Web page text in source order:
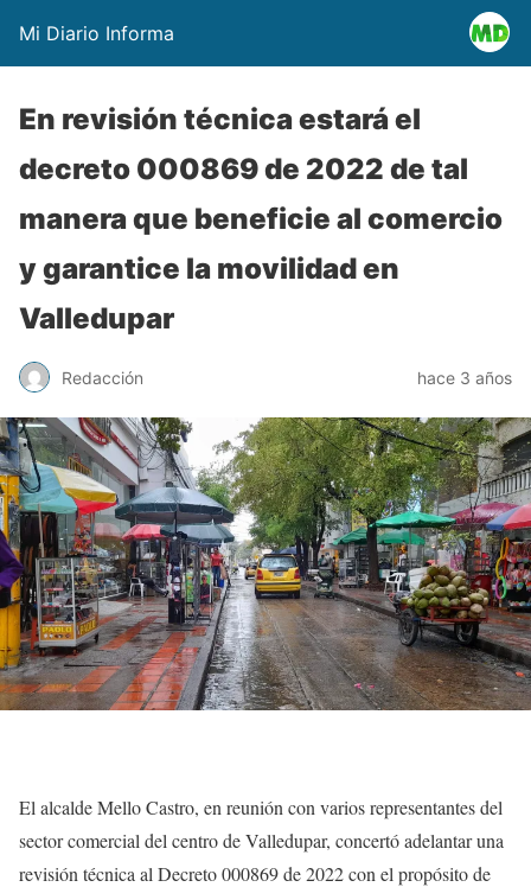
Mi Diario Informa
En revisión técnica estará el
decreto 000869 de 2022 de tal
manera que beneficie al comercio
y garantice la movilidad en
Valledupar
Redacción hace 3 años
El alcalde Mello Castro, en reunión con varios representantes del
sector comercial del centro de Valledupar, concertó adelantar una
revisión técnica al Decreto 000869 de 2022 con el propósito de